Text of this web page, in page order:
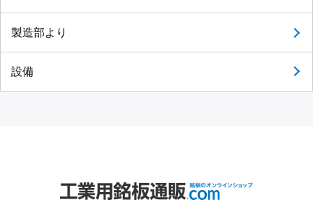
製造部より
設備